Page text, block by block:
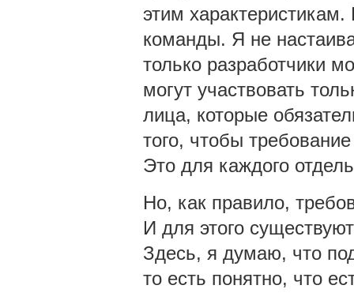
этим
команды. Я не
только разработчики
могут участвовать
лица, которые
того, чтобы
Это для каждого
Но, как правило,
И для этого
Здесь, я думаю, что
то есть понятно, что